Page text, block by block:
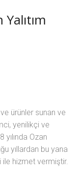
ürünler sunan ve
yenilikçi ve
Ozan
yıllardan bu yana
ile hizmet vermiştir.